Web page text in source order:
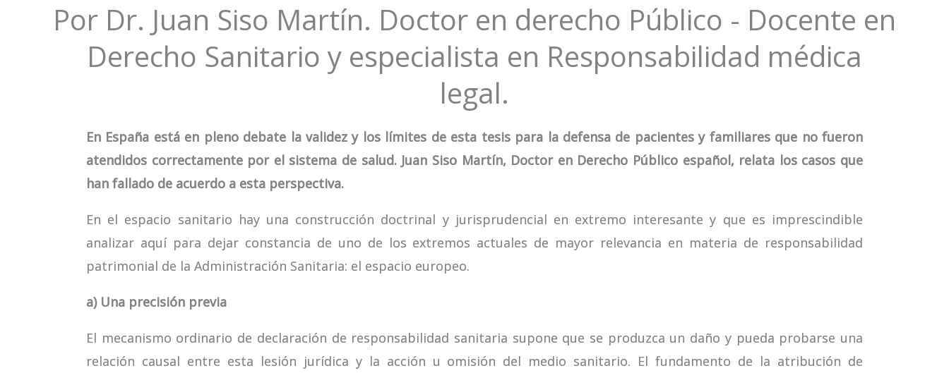
Por Dr. Juan Siso Martín. Doctor en derecho Público - Docente en
Derecho Sanitario y especialista en Responsabilidad médica
legal.
En España está en pleno debate la validez y los límites de esta tesis para la defensa de pacientes y familiares que no fueron
atendidos correctamente por el sistema de salud. Juan Siso Martín, Doctor en Derecho Público español, relata los casos que
han fallado de acuerdo a esta perspectiva.
En el espacio sanitario hay una construcción doctrinal y jurisprudencial en extremo interesante y que es imprescindible
analizar aquí para dejar constancia de uno de los extremos actuales de mayor relevancia en materia de responsabilidad
patrimonial de la Administración Sanitaria: el espacio europeo.
a) Una precisión previa
El mecanismo ordinario de declaración de responsabilidad sanitaria supone que se produzca un daño y pueda probarse una
relación causal entre esta lesión jurídica y la acción u omisión del medio sanitario. El fundamento de la atribución de